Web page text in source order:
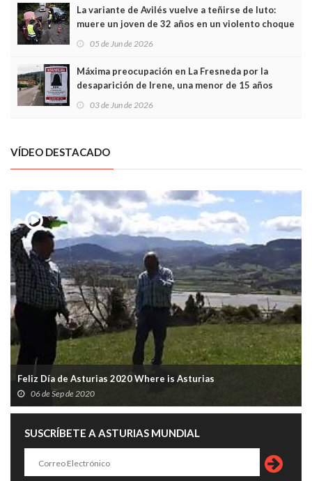
La variante de Avilés vuelve a teñirse de luto:
muere un joven de 32 años en un violento choque
05 de Jun de 2026
Máxima preocupación en La Fresneda por la
desaparición de Irene, una menor de 15 años
03 de Jun de 2026
VÍDEO DESTACADO
Feliz Día de Asturias 2020 Where is Asturias
06 de Sep de 2020
SUSCRÍBETE A ASTURIAS MUNDIAL